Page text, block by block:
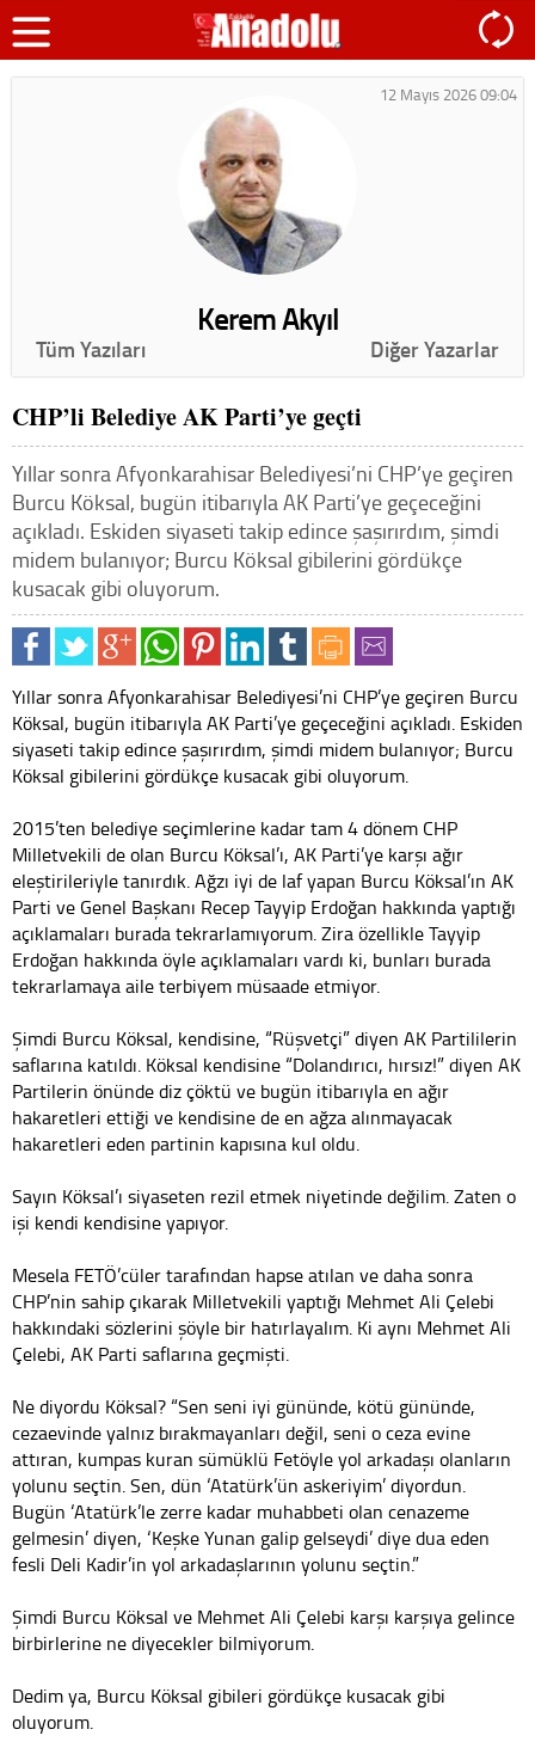
12 Mayıs 2026 09:04
Kerem Akyıl
Tüm Yazıları Diğer Yazarlar
CHP’li Belediye AK Parti’ye geçti
Yıllar sonra Afyonkarahisar Belediyesi’ni CHP’ye geçiren
Burcu Köksal, bugün itibarıyla AK Parti’ye geçeceğini
açıkladı. Eskiden siyaseti takip edince şaşırırdım, şimdi
midem bulanıyor; Burcu Köksal gibilerini gördükçe
kusacak gibi oluyorum.
Yıllar sonra Afyonkarahisar Belediyesi’ni CHP’ye geçiren Burcu
Köksal, bugün itibarıyla AK Parti’ye geçeceğini açıkladı. Eskiden
siyaseti takip edince şaşırırdım, şimdi midem bulanıyor; Burcu
Köksal gibilerini gördükçe kusacak gibi oluyorum.
2015’ten belediye seçimlerine kadar tam 4 dönem CHP
Milletvekili de olan Burcu Köksal’ı, AK Parti’ye karşı ağır
eleştirileriyle tanırdık. Ağzı iyi de laf yapan Burcu Köksal’ın AK
Parti ve Genel Başkanı Recep Tayyip Erdoğan hakkında yaptığı
açıklamaları burada tekrarlamıyorum. Zira özellikle Tayyip
Erdoğan hakkında öyle açıklamaları vardı ki, bunları burada
tekrarlamaya aile terbiyem müsaade etmiyor.
Şimdi Burcu Köksal, kendisine, “Rüşvetçi” diyen AK Partililerin
saflarına katıldı. Köksal kendisine “Dolandırıcı, hırsız!” diyen AK
Partilerin önünde diz çöktü ve bugün itibarıyla en ağır
hakaretleri ettiği ve kendisine de en ağza alınmayacak
hakaretleri eden partinin kapısına kul oldu.
Sayın Köksal’ı siyaseten rezil etmek niyetinde değilim. Zaten o
işi kendi kendisine yapıyor.
Mesela FETÖ’cüler tarafından hapse atılan ve daha sonra
CHP’nin sahip çıkarak Milletvekili yaptığı Mehmet Ali Çelebi
hakkındaki sözlerini şöyle bir hatırlayalım. Ki aynı Mehmet Ali
Çelebi, AK Parti saflarına geçmişti.
Ne diyordu Köksal? “Sen seni iyi gününde, kötü gününde,
cezaevinde yalnız bırakmayanları değil, seni o ceza evine
attıran, kumpas kuran sümüklü Fetöyle yol arkadaşı olanların
yolunu seçtin. Sen, dün ‘Atatürk’ün askeriyim’ diyordun.
Bugün ‘Atatürk’le zerre kadar muhabbeti olan cenazeme
gelmesin’ diyen, ‘Keşke Yunan galip gelseydi’ diye dua eden
fesli Deli Kadir’in yol arkadaşlarının yolunu seçtin.”
Şimdi Burcu Köksal ve Mehmet Ali Çelebi karşı karşıya gelince
birbirlerine ne diyecekler bilmiyorum.
Dedim ya, Burcu Köksal gibileri gördükçe kusacak gibi
oluyorum.